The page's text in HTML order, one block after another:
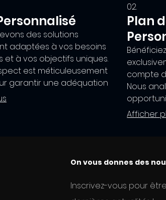
des solutions
adaptées à vos besoins
et à vos objectifs uniques.
est méticuleusement
garantir une adéquation
service est idéal lorsque
ne correspondent pas
02.
Plan
compte
Nous
d'action
Afficher
On vous donnes des
Inscrivez-vous pour